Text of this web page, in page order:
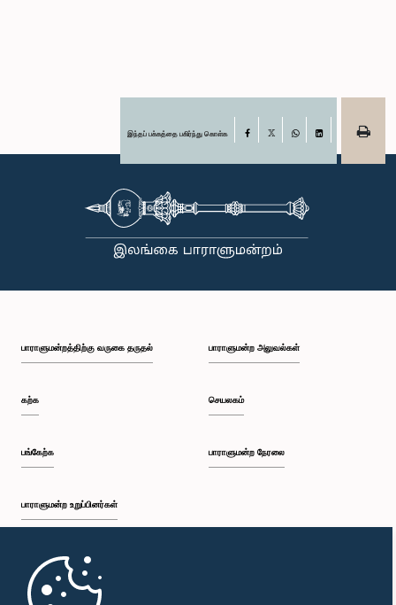
இந்தப் பக்கத்தை பகிர்ந்து கொள்க Facebook
பாராளுமன்றத்திற்கு வருகை தருதல்
கற்க
பங்கேற்க
பாராளுமன்ற உறுப்பினர்கள்
முதற்பக்கம்
பாராளுமன்ற அலுவல்கள்
செயலகம்
பாராளுமன்ற நேரலை